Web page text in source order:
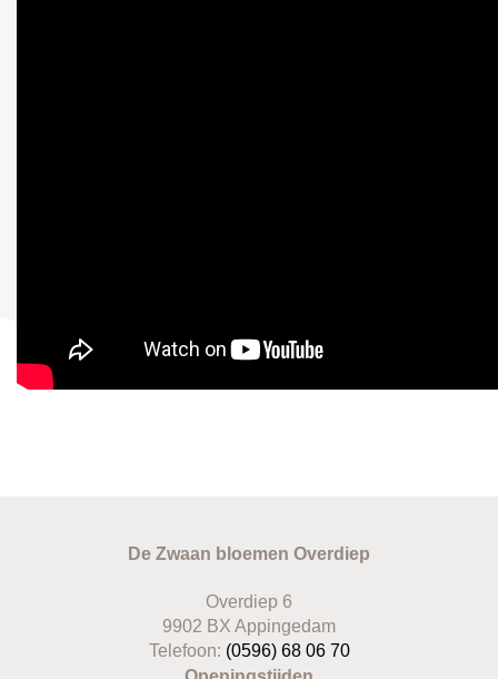
De Zwaan bloemen Overdiep
Overdiep 6
9902 BX Appingedam
Telefoon: (0596) 68 06 70